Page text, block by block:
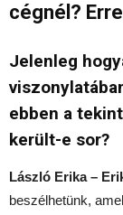
cégnél?
Jelenleg
ebben a
került-e sor?
László Erika –
beszélhetünk,